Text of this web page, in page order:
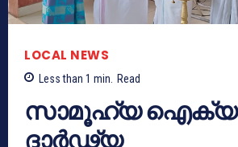
LOCAL NEWS
Less than 1 min. Read
സാമൂഹ്യ ഐക്യ